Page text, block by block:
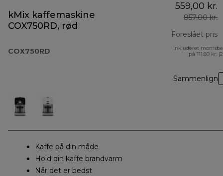
kMix kaffemaskine
COX750RD, rød
COX750RD
559,00 kr.
857,00 kr.
Foreslået pris
Inkluderet
på 111,80 kr.
Sammenlign
Kaffe på din måde
Hold din kaffe brandvarm
Når det er bedst